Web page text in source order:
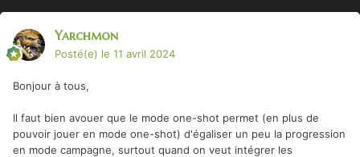
Yarchmon
Posté(e) le 11 avril 2024
Bonjour à tous,
Il faut bien avouer que le mode one-shot permet (en plus de
pouvoir jouer en mode one-shot) d'égaliser un peu la progression
en mode campagne, surtout quand on veut intégrer les